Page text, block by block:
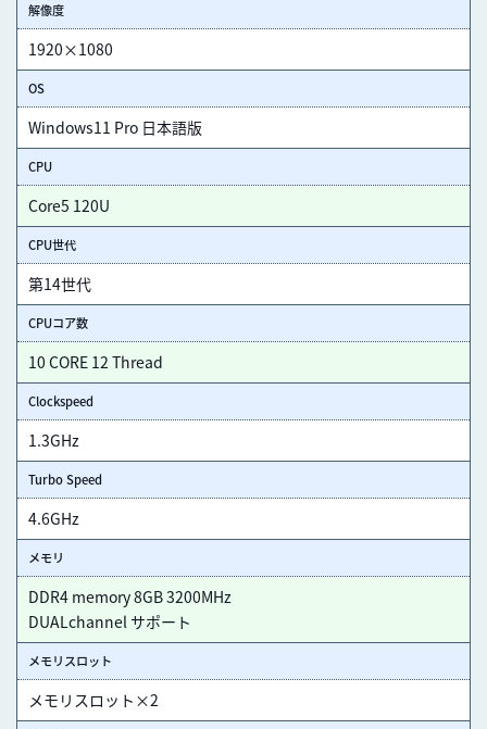
解像度
1920×1080
OS
Windows11 Pro 日本語版
CPU
Core5 120U
CPU世代
第14世代
CPUコア数
10 CORE 12 Thread
Clockspeed
1.3GHz
Turbo Speed
4.6GHz
メモリ
DDR4 memory 8GB 3200MHz
DUALchannel サポート
メモリスロット
メモリスロット×2